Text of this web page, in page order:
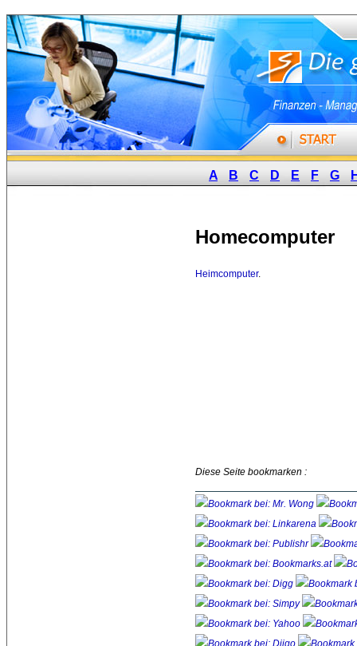
A B C D E F G
Homecomputer
Heimcomputer.
Diese Seite bookmarken :